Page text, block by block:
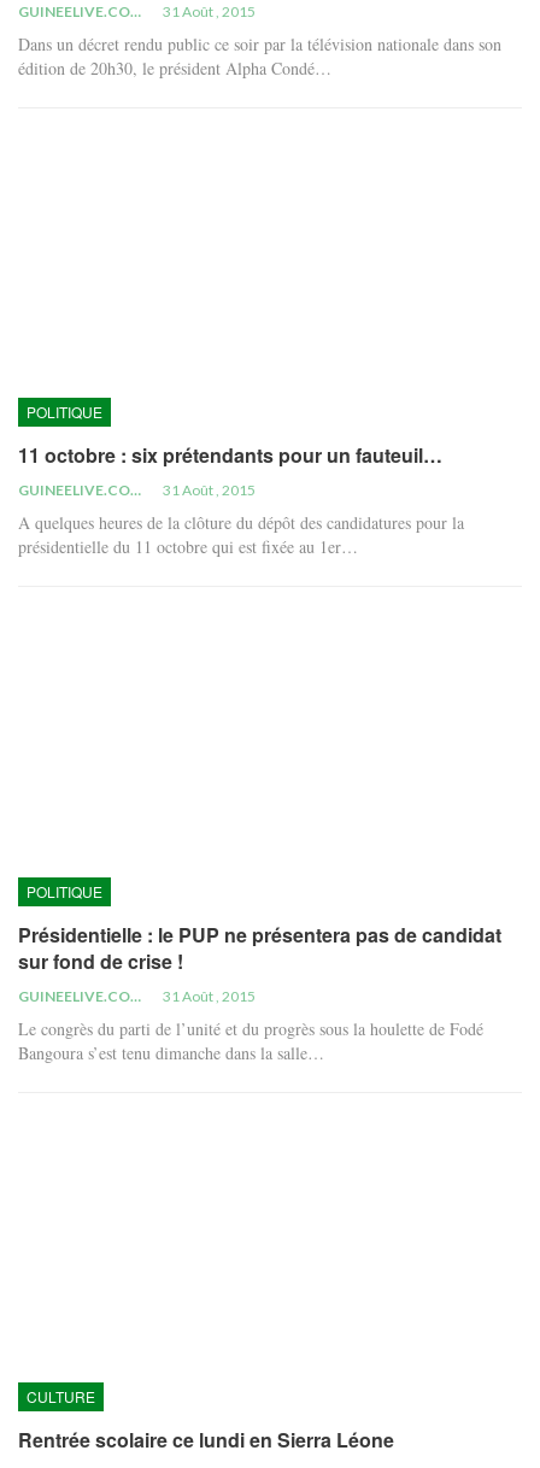
GUINEELIVE.COM 31 Août , 2015
Dans un décret rendu public ce soir par la télévision nationale dans son
édition de 20h30, le président Alpha Condé…
POLITIQUE
11 octobre : six prétendants pour un fauteuil…
GUINEELIVE.COM 31 Août , 2015
A quelques heures de la clôture du dépôt des candidatures pour la
présidentielle du 11 octobre qui est fixée au 1er…
POLITIQUE
Présidentielle : le PUP ne présentera pas de candidat
sur fond de crise !
GUINEELIVE.COM 31 Août , 2015
Le congrès du parti de l’unité et du progrès sous la houlette de Fodé
Bangoura s’est tenu dimanche dans la salle…
CULTURE
Rentrée scolaire ce lundi en Sierra Léone